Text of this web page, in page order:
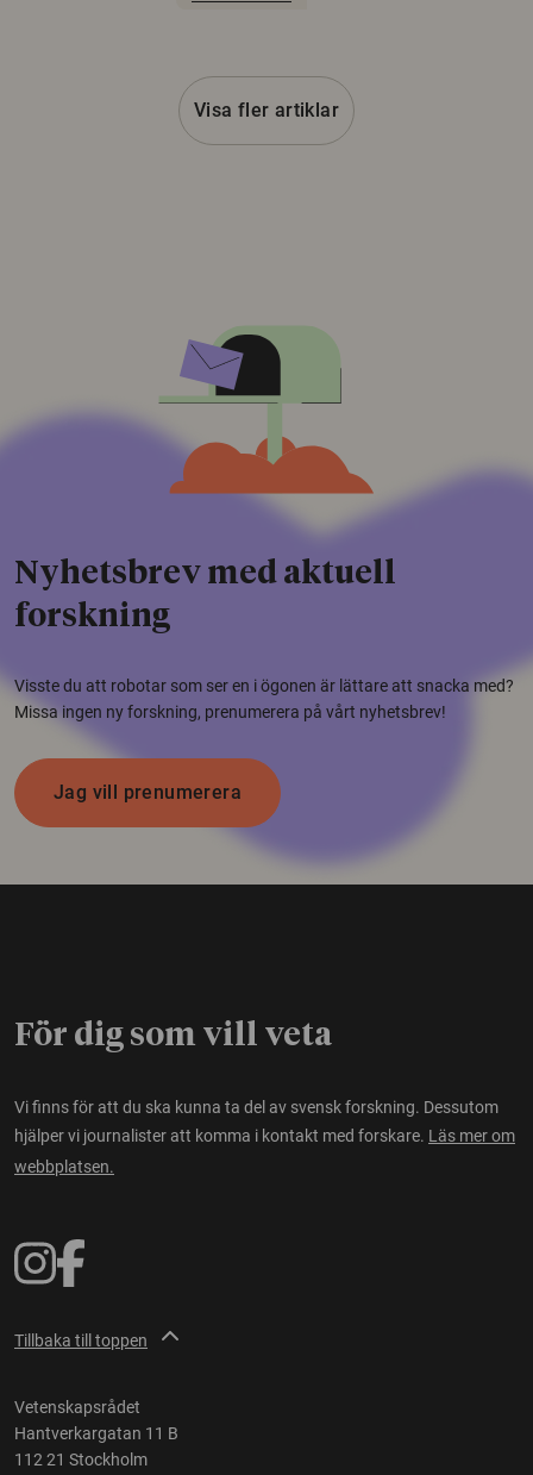
Visa fler artiklar
Nyhetsbrev med aktuell
forskning
Visste du att robotar som ser en i ögonen är lättare att snacka med?
Missa ingen ny forskning, prenumerera på vårt nyhetsbrev!
Jag vill prenumerera
För dig som vill veta
Vi finns för att du ska kunna ta del av svensk forskning. Dessutom
hjälper vi journalister att komma i kontakt med forskare. Läs mer om
webbplatsen.
Tillbaka till toppen
Vetenskapsrådet
Hantverkargatan 11 B
112 21 Stockholm